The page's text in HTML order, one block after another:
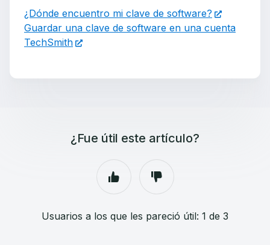
¿Dónde encuentro mi clave de software?
Guardar una clave de software en una cuenta
TechSmith
¿Fue útil este artículo?
Usuarios a los que les pareció útil: 1 de 3